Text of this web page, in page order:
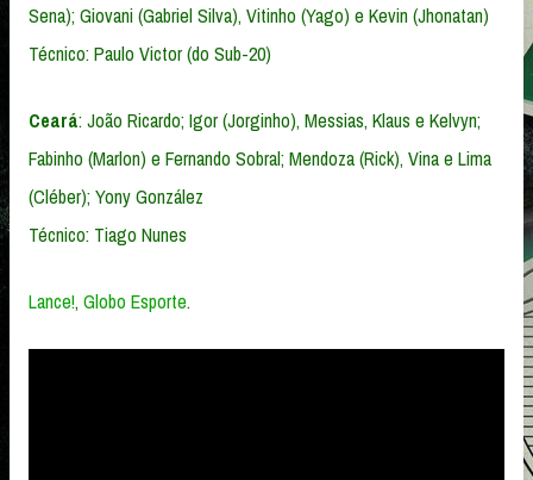
Sena); Giovani (Gabriel Silva), Vitinho (Yago) e Kevin (Jhonatan)
Técnico: Paulo Victor (do Sub-20)
Ceará: João Ricardo; Igor (Jorginho), Messias, Klaus e Kelvyn;
Fabinho (Marlon) e Fernando Sobral; Mendoza (Rick), Vina e Lima
(Cléber); Yony González
Técnico: Tiago Nunes
Lance!, Globo Esporte.